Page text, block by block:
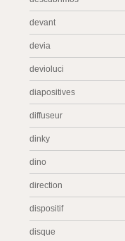
devant
devia
devioluci
diapositives
diffuseur
dinky
dino
direction
dispositif
disque